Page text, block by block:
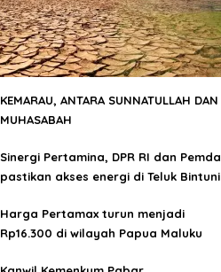
KEMARAU, ANTARA SUNNATULLAH DAN
MUHASABAH
Sinergi Pertamina, DPR RI dan Pemda
pastikan akses energi di Teluk Bintuni
Harga Pertamax turun menjadi
Rp16.300 di wilayah Papua Maluku